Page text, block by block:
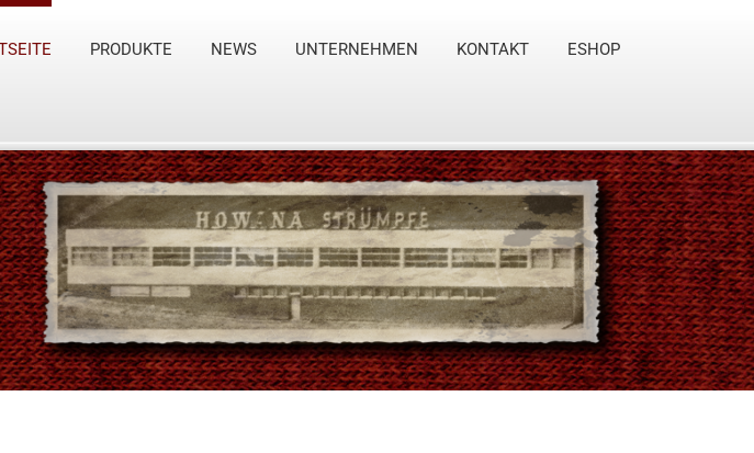
PRODUKTE NEWS UNTERNEHMEN KONTAKT ESHOP